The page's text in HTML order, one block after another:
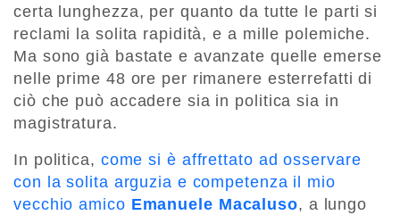
certa lunghezza, per quanto da tutte le parti si
reclami la solita rapidità, e a mille polemiche.
Ma sono già bastate e avanzate quelle emerse
nelle prime 48 ore per rimanere esterrefatti di
ciò che può accadere sia in politica sia in
magistratura.
In politica, come si è affrettato ad osservare
con la solita arguzia e competenza il mio
vecchio amico Emanuele Macaluso, a lungo